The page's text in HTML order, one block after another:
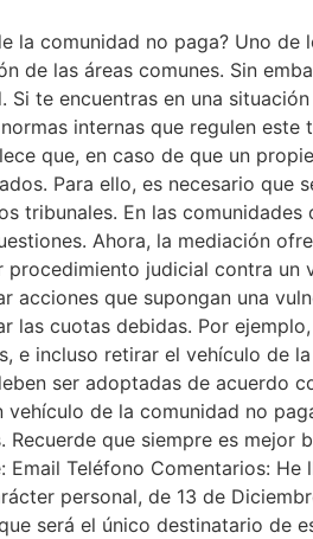
la comunidad no paga? Uno
de las áreas comunes. Sin
te encuentras en una
internas que regulen
que, en caso de que un
Para ello, es necesario
tribunales. En las
Ahora, la mediación
judicial contra
acciones que supongan una
las cuotas debidas. Por
e incluso retirar el vehículo de
ser adoptadas de acuerdo
de la comunidad no
que siempre es
Teléfono Comentarios:
personal, de 13 de
será el único destinatario de